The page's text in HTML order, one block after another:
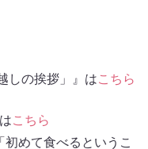
しの挨拶」』はこちら
こちら
めて食べるというこ